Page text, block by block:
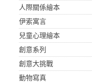
人際關係繪本
伊索寓言
兒童心理繪本
創意系列
創意大挑戰
動物寫真